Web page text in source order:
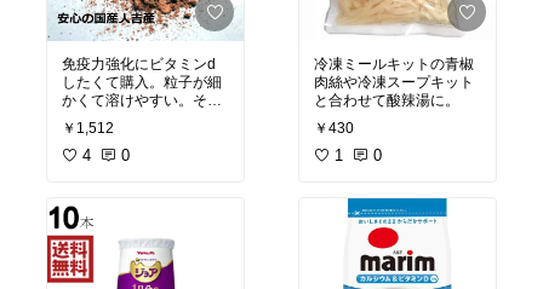
免疫力強化にビタミンd
したくて購入。粒子が細
かくて溶けやすい。そん
なに味のするものじゃな
いから、何に入れても味
に影響は感じませんでし
体で作られるビタミンd3
とは違いビタミンd2なの
で、そこに拘る方には不
向き。
￥1,512
4 0
冷凍ミールキットの青椒
肉絲や冷凍スープキット
と合わせて酸辣湯に。
￥430
1 0